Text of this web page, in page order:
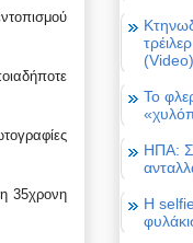
35χρονη
(Video)
Το
ΗΠΑ:
Η